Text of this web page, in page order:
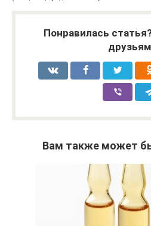
Понравилась
Вам также может